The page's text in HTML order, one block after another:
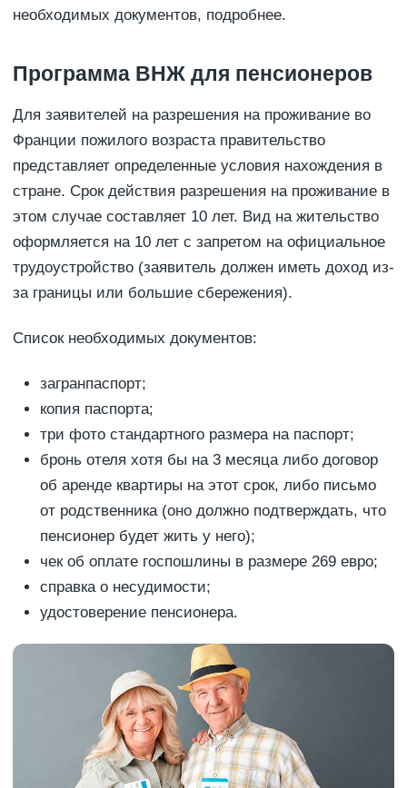
необходимых документов, подробнее.
Программа ВНЖ для пенсионеров
Для заявителей на разрешения на проживание во
Франции пожилого возраста правительство
представляет определенные условия нахождения в
стране. Срок действия разрешения на проживание в
этом случае составляет 10 лет. Вид на жительство
оформляется на 10 лет с запретом на официальное
трудоустройство (заявитель должен иметь доход из-
за границы или большие сбережения).
Список необходимых документов:
загранпаспорт;
копия паспорта;
три фото стандартного размера на паспорт;
бронь отеля хотя бы на 3 месяца либо договор
об аренде квартиры на этот срок, либо письмо
от родственника (оно должно подтверждать, что
пенсионер будет жить у него);
чек об оплате госпошлины в размере 269 евро;
справка о несудимости;
удостоверение пенсионера.